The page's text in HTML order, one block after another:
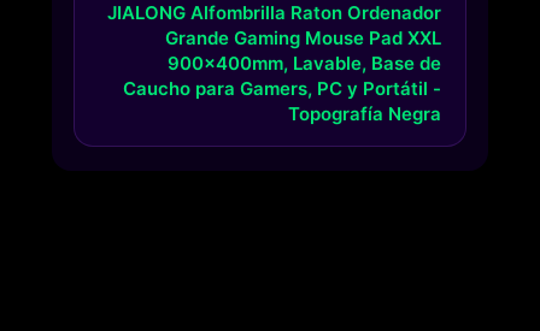
JIALONG Alfombrilla Raton Ordenador
Grande Gaming Mouse Pad XXL
900x400mm, Lavable, Base de
Caucho para Gamers, PC y Portátil -
Topografía Negra